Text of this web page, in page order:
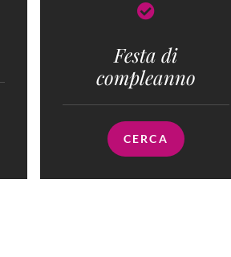
Festa di
compleanno
CERCA